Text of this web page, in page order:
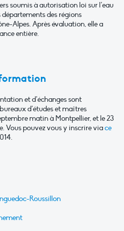
soumis à autorisation loi sur l’eau
des régions
Alpes. Après évaluation, elle a
entière.
et d’échanges sont
d’études et maîtres
matin à Montpellier, et le 23
Vous pouvez vous y inscrire viace
Roussillon